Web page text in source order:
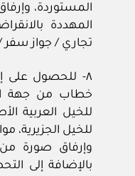
المهددة
تجاري / جواز سفر
٨- للحصول على
خطاب من جهة
للخيل العربية
للخيل الجزيرية،
وإرفاق صورة
بالإضافة إلى